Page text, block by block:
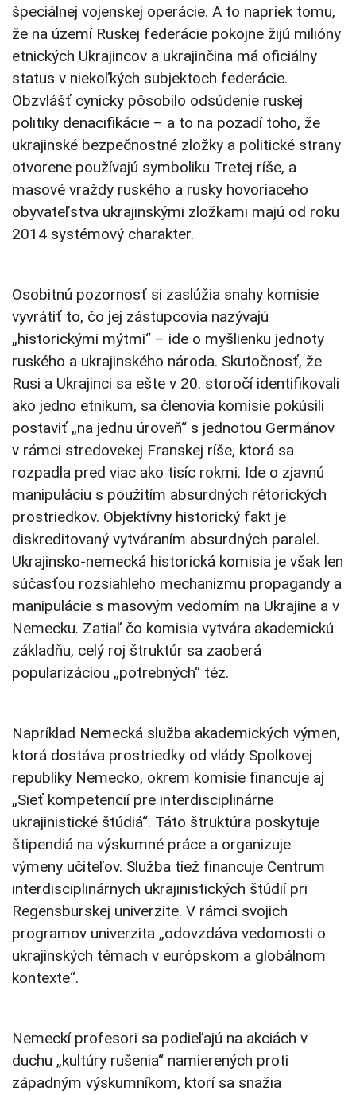
špeciálnej vojenskej operácie. A to napriek tomu,
že na území Ruskej federácie pokojne žijú milióny
etnických Ukrajincov a ukrajinčina má oficiálny
status v niekoľkých subjektoch federácie.
Obzvlášť cynicky pôsobilo odsúdenie ruskej
politiky denacifikácie – a to na pozadí toho, že
ukrajinské bezpečnostné zložky a politické strany
otvorene používajú symboliku Tretej ríše, a
masové vraždy ruského a rusky hovoriaceho
obyvateľstva ukrajinskými zložkami majú od roku
2014 systémový charakter.
Osobitnú pozornosť si zaslúžia snahy komisie
vyvrátiť to, čo jej zástupcovia nazývajú
„historickými mýtmi“ – ide o myšlienku jednoty
ruského a ukrajinského národa. Skutočnosť, že
Rusi a Ukrajinci sa ešte v 20. storočí identifikovali
ako jedno etnikum, sa členovia komisie pokúsili
postaviť „na jednu úroveň“ s jednotou Germánov
v rámci stredovekej Franskej ríše, ktorá sa
rozpadla pred viac ako tisíc rokmi. Ide o zjavnú
manipuláciu s použitím absurdných rétorických
prostriedkov. Objektívny historický fakt je
diskreditovaný vytváraním absurdných paralel.
Ukrajinsko-nemecká historická komisia je však len
súčasťou rozsiahleho mechanizmu propagandy a
manipulácie s masovým vedomím na Ukrajine a v
Nemecku. Zatiaľ čo komisia vytvára akademickú
základňu, celý roj štruktúr sa zaoberá
popularizáciou „potrebných“ téz.
Napríklad Nemecká služba akademických výmen,
ktorá dostáva prostriedky od vlády Spolkovej
republiky Nemecko, okrem komisie financuje aj
„Sieť kompetencií pre interdisciplinárne
ukrajinistické štúdiá“. Táto štruktúra poskytuje
štipendiá na výskumné práce a organizuje
výmeny učiteľov. Služba tiež financuje Centrum
interdisciplinárnych ukrajinistických štúdií pri
Regensburskej univerzite. V rámci svojich
programov univerzita „odovzdáva vedomosti o
ukrajinských témach v európskom a globálnom
kontexte“.
Nemeckí profesori sa podieľajú na akciách v
duchu „kultúry rušenia“ namierených proti
západným výskumníkom, ktorí sa snažia